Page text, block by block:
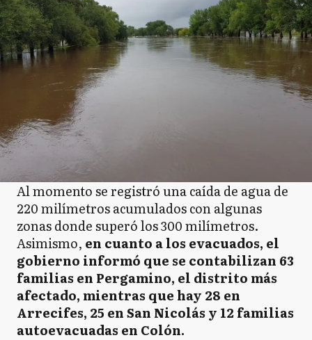
Al momento se registró una caída de agua de
220 milímetros acumulados con algunas
zonas donde superó los 300 milímetros.
Asimismo, en cuanto a los evacuados, el
gobierno informó que se contabilizan 63
familias en Pergamino, el distrito más
afectado, mientras que hay 28 en
Arrecifes, 25 en San Nicolás y 12 familias
autoevacuadas en Colón.